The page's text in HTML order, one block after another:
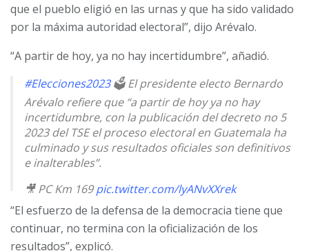
que el pueblo eligió en las urnas y que ha sido validado
por la máxima autoridad electoral”, dijo Arévalo.
“A partir de hoy, ya no hay incertidumbre”, añadió.
#Elecciones2023🗳 El presidente electo Bernardo
Arévalo refiere que “a partir de hoy ya no hay
incertidumbre, con la publicación del decreto no 5
2023 del TSE el proceso electoral en Guatemala ha
culminado y sus resultados oficiales son definitivos
e inalterables”.
🎥 PC Km 169pic.twitter.com/lyANvXXrek
— Prensa Comunitaria Km169 (@PrensaComunitar)
October 31, 2023
“El esfuerzo de la defensa de la democracia tiene que
continuar, no termina con la oficialización de los
resultados”, explicó.